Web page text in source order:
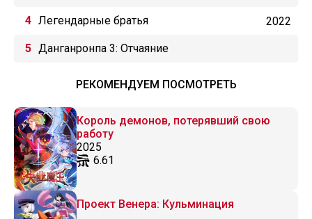
Легендарные братья 2022
Данганронпа 3: Отчаяние
РЕКОМЕНДУЕМ ПОСМОТРЕТЬ
Король демонов, потерявший свою
работу
2025
6.61
Проект Венера: Кульминация